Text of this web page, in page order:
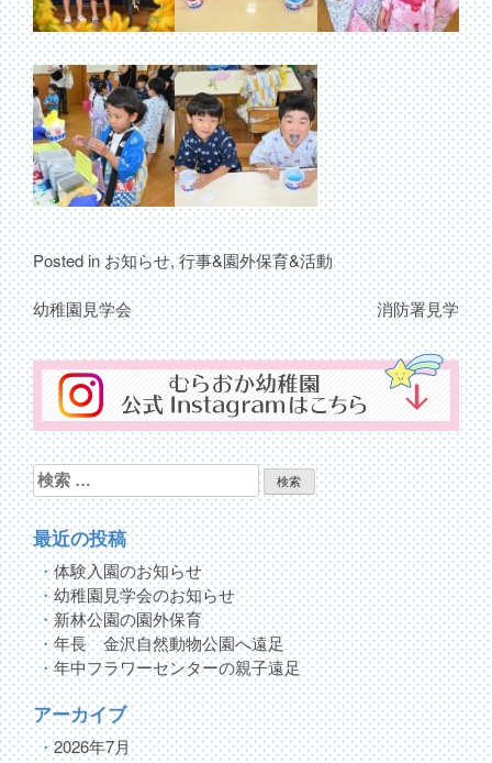
Posted inお知らせ,行事&園外保育&活動
投
稿
ナ
ビ
ゲ
ー
シ
ョ
ン
幼稚園見学会 消防署見学
検
索:
最近の投稿
体験入園のお知らせ
幼稚園見学会のお知らせ
新林公園の園外保育
年長 金沢自然動物公園へ遠足
年中フラワーセンターの親子遠足
アーカイブ
2026年7月